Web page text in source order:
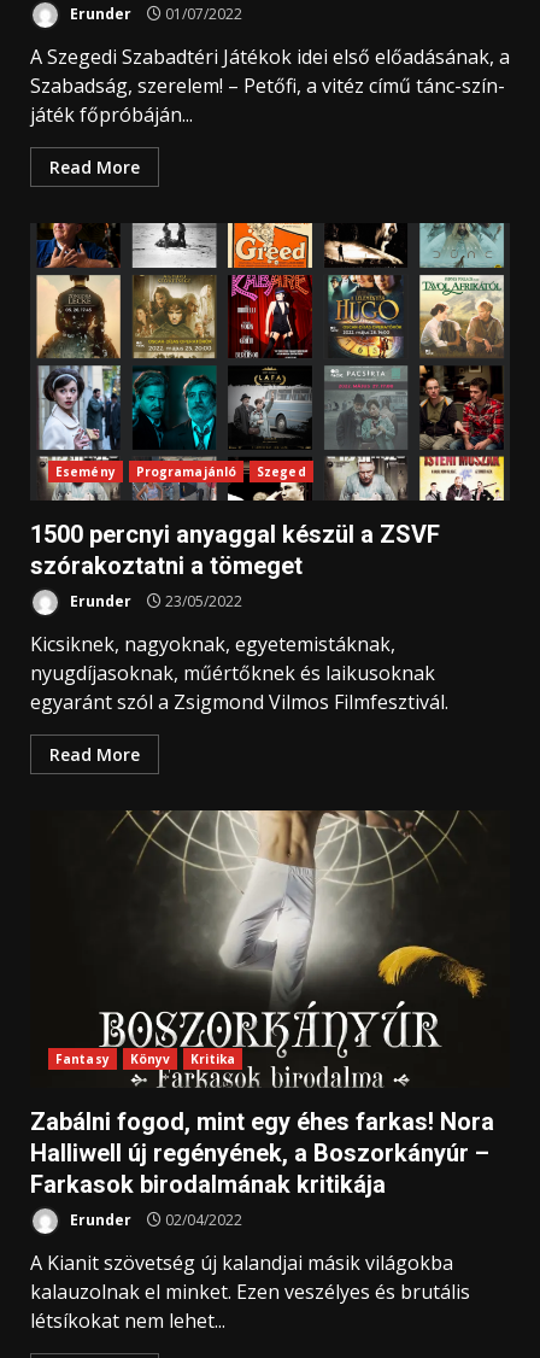
Erunder 01/07/2022
A Szegedi Szabadtéri Játékok idei első előadásának, a
Szabadság, szerelem! – Petőfi, a vitéz című tánc-szín-
játék főpróbáján...
Read More
Esemény Programajánló Szeged
1500 percnyi anyaggal készül a ZSVF
szórakoztatni a tömeget
Erunder 23/05/2022
Kicsiknek, nagyoknak, egyetemistáknak,
nyugdíjasoknak, műértőknek és laikusoknak
egyaránt szól a Zsigmond Vilmos Filmfesztivál.
Read More
Fantasy Könyv Kritika
Zabálni fogod, mint egy éhes farkas! Nora
Halliwell új regényének, a Boszorkányúr –
Farkasok birodalmának kritikája
Erunder 02/04/2022
A Kianit szövetség új kalandjai másik világokba
kalauzolnak el minket. Ezen veszélyes és brutális
létsíkokat nem lehet...